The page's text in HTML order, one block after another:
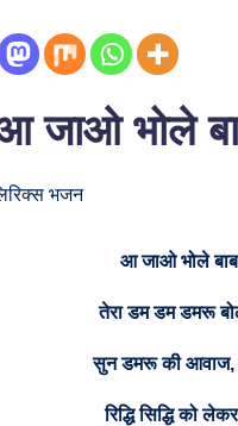
जाओ भोले
आ जाओ भोले
तेरा डम डम डमरू
सुन डमरू की आवाज,
रिद्धि सिद्धि को